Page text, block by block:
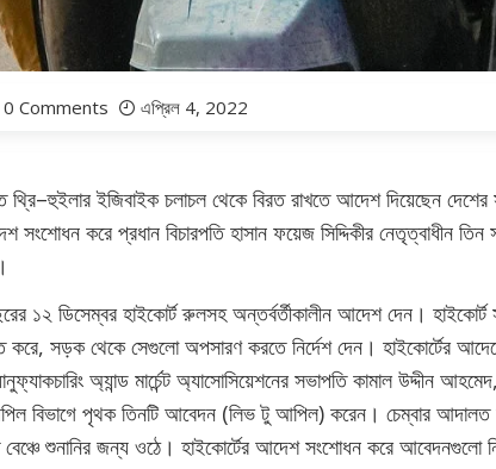
0 Comments এপ্রিল 4, 2022
থ্রি–হুইলার ইজিবাইক চলাচল থেকে বিরত রাখতে আদেশ দিয়েছেন
সংশোধন করে প্রধান বিচারপতি হাসান ফয়েজ সিদ্দিকীর নেতৃত্বাধীন
১২ ডিসেম্বর হাইকোর্ট রুলসহ অন্তর্বর্তীকালীন আদেশ দেন। হাইকোর্ট
করে, সড়ক থেকে সেগুলো অপসারণ করতে নির্দেশ দেন। হাইকোর্টের
অ্যান্ড মার্চেন্ট অ্যাসোসিয়েশনের সভাপতি কামাল উদ্দীন
বিভাগে পৃথক তিনটি আবেদন (লিভ টু আপিল) করেন। চেম্বার
শুনানির জন্য ওঠে। হাইকোর্টের আদেশ সংশোধন করে